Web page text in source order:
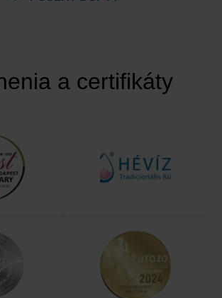
a certifikáty